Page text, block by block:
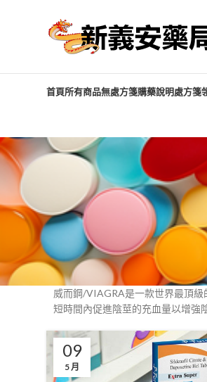
首頁所有商品無處方箋購藥說明處方箋
威而鋼/VIAGRA是一款世界最頂
短時間內促進陰莖的充血量以增強
09
5 月